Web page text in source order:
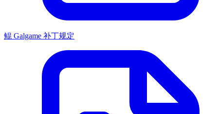
鲲 Galgame 补丁规定